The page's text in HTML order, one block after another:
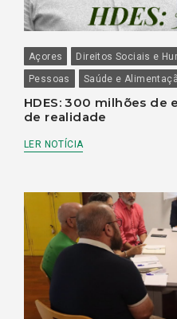
Açores Direitos Sociais e
Pessoas
Saúde e
HDES: 300 milhões de
de realidade
LER NOTÍCIA